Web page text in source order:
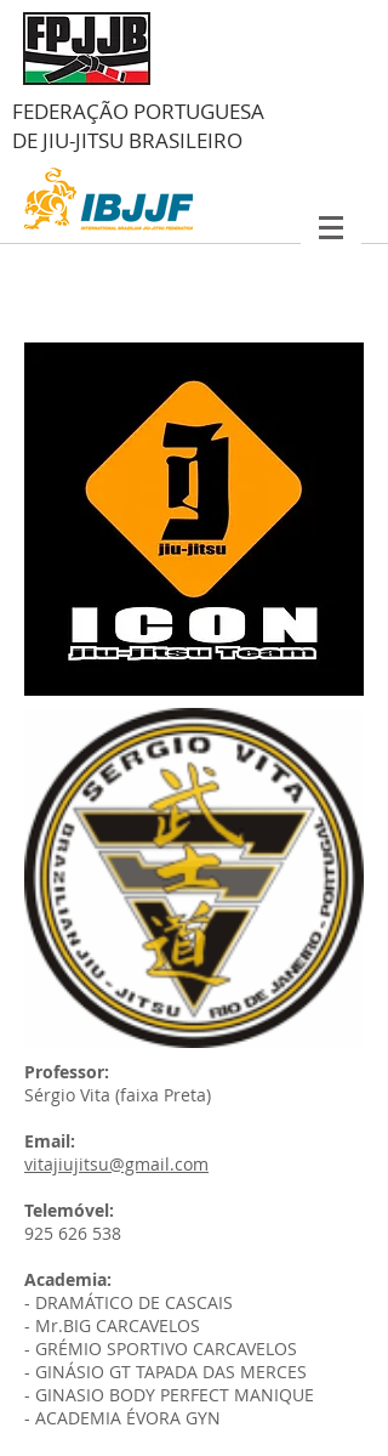
FEDERAÇÃO PORTUGUESA
DE JIU-JITSU BRASILEIRO
Professor:
Sérgio Vita (faixa Preta)
Email:
vitajiujitsu@gmail.com
Telemóvel:
925 626 538
Academia:
- DRAMÁTICO DE CASCAIS
- Mr.BIG CARCAVELOS
- GRÉMIO SPORTIVO CARCAVELOS
- GINÁSIO GT TAPADA DAS MERCES
- GINASIO BODY PERFECT MANIQUE
- ACADEMIA ÉVORA GYN